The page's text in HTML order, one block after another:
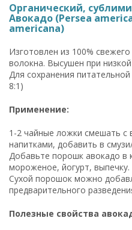
Органический,
Авокадо (Persea
americana)
Изготовлен из 100%
волокна. Высушен при
Для сохранения
8:1)
Применение:
1-2 чайные ложки смешать с
напитками, добавить в
Добавьте порошк авокадо в
мороженое, йогурт, выпечку.
Сухой порошок можно
предварительного
Полезные свойства